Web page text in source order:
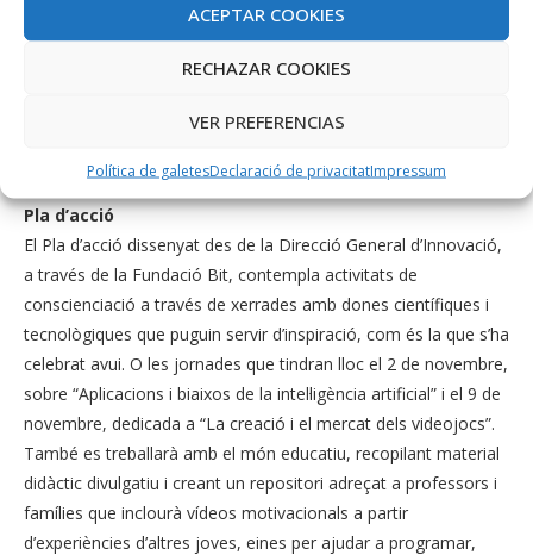
ACEPTAR COOKIES
RECHAZAR COOKIES
VER PREFERENCIAS
Política de galetesDeclaració de privacitatImpressum
tecnologia abstracta, alhora que es decanten per qüestions
més de caire social. Tampoc ajuda el fet que no existeixen
massa referents de nines ni dones STEM ni en sèries ni en
que les famílies fomentin més l’estudi de carreres tècniques en
els nins que en les nines.
Pla d’acció
El Pla d’acció dissenyat des de la Direcció General d’Innovació,
a través de la Fundació Bit, contempla activitats de
conscienciació a través de xerrades amb dones científiques i
tecnològiques que puguin servir d’inspiració, com és la que s’ha
celebrat avui. O les jornades que tindran lloc el 2 de novembre,
sobre “Aplicacions i biaixos de la intel·ligència artificial” i el 9 de
novembre, dedicada a “La creació i el mercat dels videojocs”.
També es treballarà amb el món educatiu, recopilant material
didàctic divulgatiu i creant un repositori adreçat a professors i
famílies que inclourà vídeos motivacionals a partir
d’experiències d’altres joves, eines per ajudar a programar,